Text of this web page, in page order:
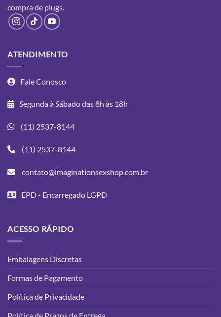
comprade plugs.
ATENDIMENTO
Fale Conosco
Segunda à Sábado das 8h às 18h
(11) 2537-8144
(11) 2537-8144
contato@imaginationsexshop.com.br
EPD - Encarregado LGPD
ACESSO RÁPIDO
Embalagens Discretas
Formas de Pagamento
Política de Privacidade